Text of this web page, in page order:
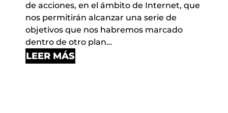
de acciones, en el ámbito de Internet, que
nos permitirán alcanzar una serie de
objetivos que nos habremos marcado
dentro de otro plan…
LEER MÁS